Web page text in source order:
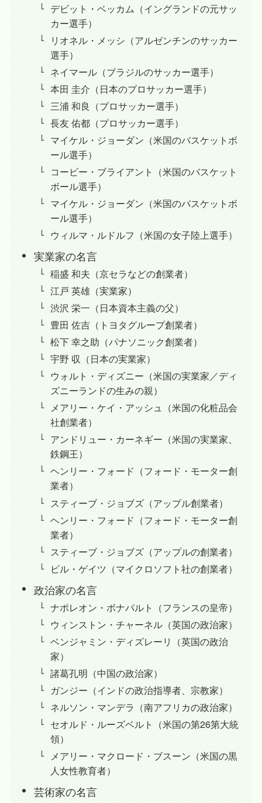
デビット・ベッカム（イングランドの元サッ
カー選手）
リオネル・メッシ（アルゼンチンのサッカー
選手）
ネイマール（ブラジルのサッカー選手）
本田 圭介（日本のプロサッカー選手）
三浦 和良（プロサッカー選手）
長友 佑都（プロサッカー選手）
マイケル・ジョーダン（米国のバスケットボ
ール選手）
コービー・ブライアント（米国のバスケット
ボール選手）
マイケル・ジョーダン（米国のバスケットボ
ール選手）
ウィルマ・ルドルフ（米国の女子陸上選手）
実業家の名言
稲盛 和夫（京セラなどの創業者）
江戸 英雄（実業家）
渋沢 栄一（日本資本主義の父）
豊田 佐吉（トヨタグループ創業者）
松下 幸之助（パナソニック創業者）
宇野 収（日本の実業家）
ウォルト・ディズニー（米国の実業家／ディ
ズニーランドの生みの親）
メアリー・ケイ・アッシュ（米国の化粧品会
社創業者）
アンドリュー・カーネギー（米国の実業家、
鉄鋼王）
ヘンリー・フォード（フォード・モーター創
業者）
スティーブ・ジョブズ（アップル創業者）
ヘンリー・フォード（フォード・モーター創
業者）
スティーブ・ジョブズ（アップルの創業者）
ビル・ゲイツ（マイクロソフト社の創業者）
政治家の名言
ナポレオン・ボナパルト（フランスの皇帝）
ウィンストン・チャーネル（英国の政治家）
ベンジャミン・ディズレーリ（英国の政治
家）
諸葛孔明（中国の政治家）
ガンジー（インドの政治指導者、宗教家）
ネルソン・マンデラ（南アフリカの政治家）
セオルド・ルーズベルト（米国の第26第大統
領）
メアリー・マクロード・ブスーン（米国の黒
人女性教育者）
芸術家の名言